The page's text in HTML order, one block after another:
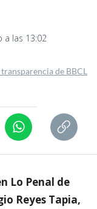
a las 13:02
de BBCL
Lo Penal de
Reyes Tapia,